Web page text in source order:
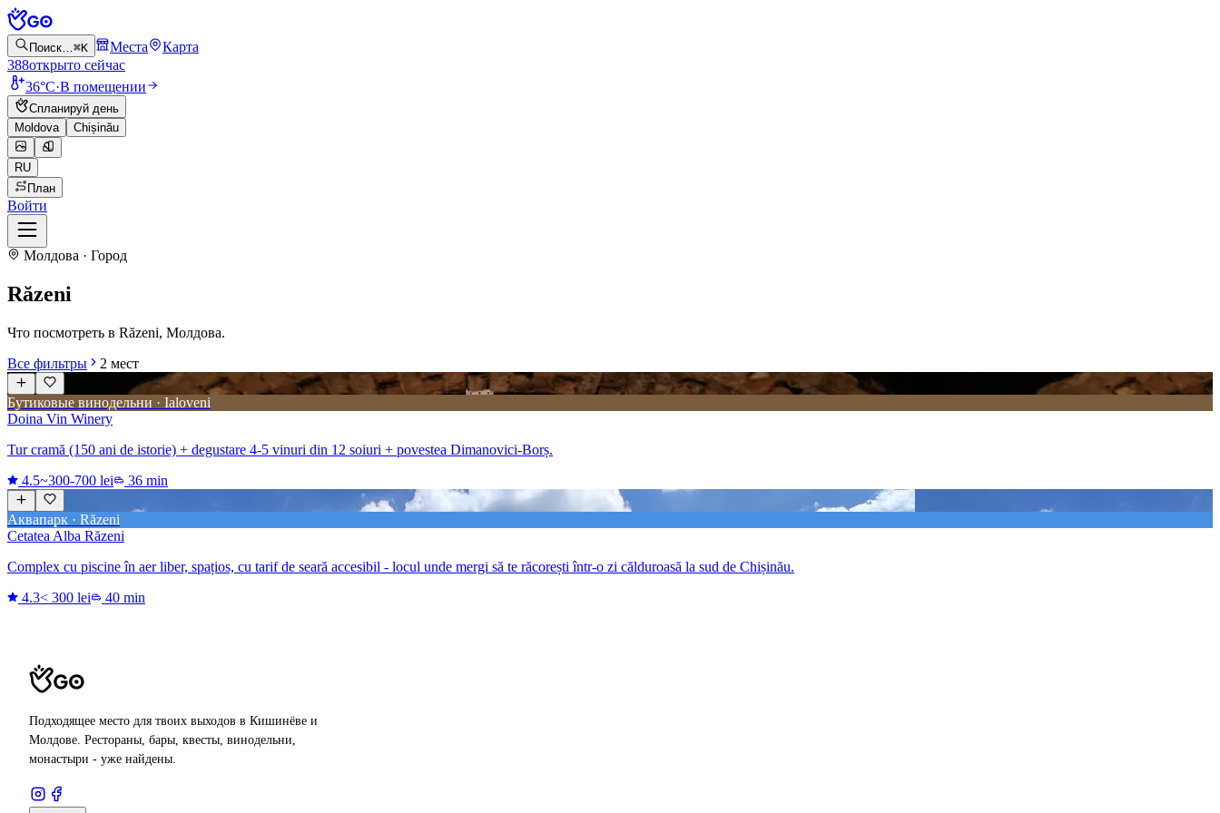
Поиск…⌘K Места
Карта
388открыто сейчас
36°C·В помещении
Спланируй день
Moldova
Chișinău
RU
План
Войти
Молдова · Город
Răzeni
Что посмотреть в Răzeni, Молдова.
Все фильтры
2 мест
Бутиковые винодельни · Ialoveni
Doina Vin Winery
Tur cramă (150 ani de istorie) + degustare 4-5 vinuri din 12 soiuri + povestea Dimanovici-Borș.
4.5~300-700 lei 36 min
Аквапарк · Răzeni
Cetatea Alba Răzeni
Complex cu piscine în aer liber, spațios, cu tarif de seară accesibil - locul unde mergi să te răcorești într-o zi călduroasă la sud de Chișinău.
4.3< 300 lei 40 min
Подходящее место для твоих выходов в Кишинёве и
Молдове. Рестораны, бары, квесты, винодельни,
монастыри - уже найдены.